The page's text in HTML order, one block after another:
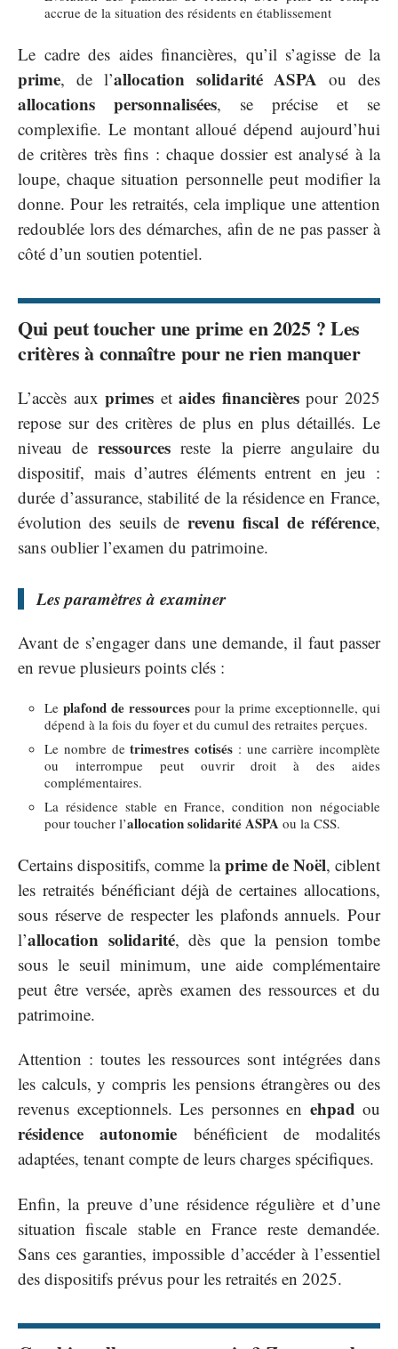
accrue de la situation des résidents en établissement
Le cadre des aides financières, qu’il s’agisse de la
prime, de l’allocation solidarité ASPA ou des
allocations personnalisées, se précise et se
complexifie. Le montant alloué dépend aujourd’hui
de critères très fins : chaque dossier est analysé à la
loupe, chaque situation personnelle peut modifier la
donne. Pour les retraités, cela implique une attention
redoublée lors des démarches, afin de ne pas passer à
côté d’un soutien potentiel.
Qui peut toucher une prime en 2025 ? Les
critères à connaître pour ne rien manquer
L’accès auxprimes etaides financièrespour 2025
repose sur des critères de plus en plus détaillés. Le
niveau deressources reste la pierre angulaire du
dispositif, mais d’autres éléments entrent en jeu :
durée d’assurance, stabilité de la résidence en France,
évolution des seuils de revenu fiscal de référence,
sans oublier l’examen du patrimoine.
Les paramètres à examiner
Avant de s’engager dans une demande, il faut passer
en revue plusieurs points clés :
Le plafond de ressources pour la prime exceptionnelle, qui
dépend à la fois du foyer et du cumul des retraites perçues.
Le nombre detrimestres cotisés : une carrière incomplète
ou interrompue peut ouvrir droit à des aides
complémentaires.
La résidence stable en France, condition non négociable
pour toucher l’allocation solidarité ASPA ou la CSS.
Certains dispositifs, comme laprime de Noël, ciblent
les retraités bénéficiant déjà de certaines allocations,
sous réserve de respecter les plafonds annuels. Pour
l’allocation solidarité, dès que la pension tombe
sous le seuil minimum, une aide complémentaire
peut être versée, après examen des ressources et du
patrimoine.
Attention : toutes les ressources sont intégrées dans
les calculs, y compris les pensions étrangères ou des
revenus exceptionnels. Les personnes en ehpad ou
résidence autonomie bénéficient de modalités
adaptées, tenant compte de leurs charges spécifiques.
Enfin, la preuve d’une résidence régulière et d’une
situation fiscale stable en France reste demandée.
Sans ces garanties, impossible d’accéder à l’essentiel
des dispositifs prévus pour les retraités en 2025.